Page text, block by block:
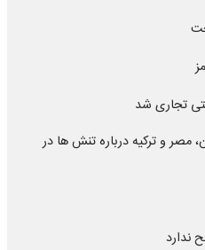
مصر و ترکیه درباره تنش ها در
ندارد